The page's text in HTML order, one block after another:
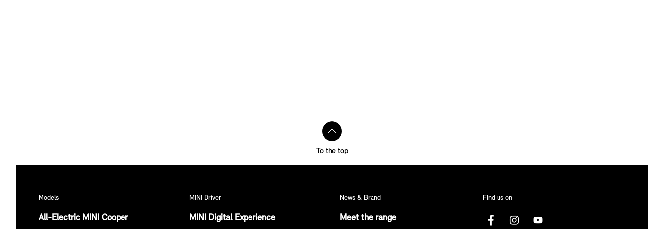
To the top
Models
All-Electric MINI Cooper
MINI Driver
MINI Digital Experience
News & Brand
Meet the range
FInd us on